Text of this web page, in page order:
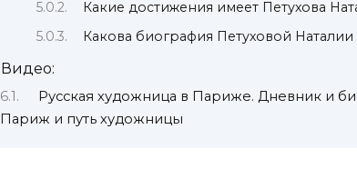
Какие достижения имеет Петухова
Какова биография Петуховой
Видео:
Русская художница в Париже. Дневник и
Париж и путь художницы